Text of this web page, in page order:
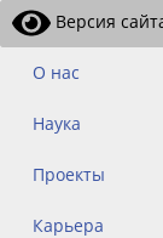
Версия
О нас
Наука
Проекты
Карьера